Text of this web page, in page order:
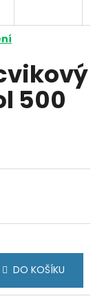
500
DO KOŠÍKU